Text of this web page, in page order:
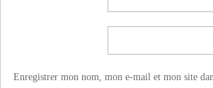
Enregistrer mon nom, mon e-mail et mon site